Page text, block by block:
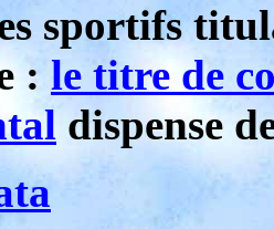
sportifs
: le titre de
dispense